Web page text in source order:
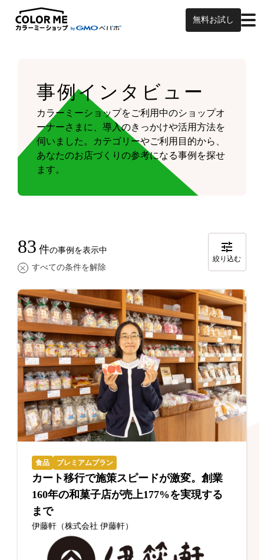
無料お試し
事例インタビュー
カラーミーショップをご利用中のショップオ
ーナーさまに、導入のきっかけや活用方法を
伺いました。 カテゴリーやご利用目的から、
あなたのお店づくりの参考になる事例を探せ
ます。
83 件の事例を表示中
すべての条件を解除
絞り込む
食品 プレミアムプラン
カート移行で施策スピードが激変。創業
160年の和菓子店が売上177%を実現する
まで
伊藤軒（株式会社 伊藤軒）